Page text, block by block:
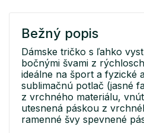
Bežný popis
Dámske tričko s ľahko
bočnými švami z
ideálne na šport a fyzické
sublimačnú potlač (jasné
z vrchného materiálu,
utesnená páskou z
ramenné švy spevnené